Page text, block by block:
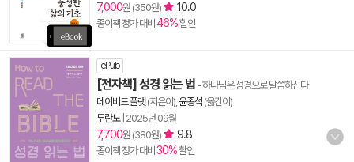
7,000원 (350원) 10.0
종이책 정가 대비 46%할인
ePub
[전자책] 성경 읽는 법 - 하나님은 성경으로 말씀하신다
데이비드 플랫(지은이), 윤종석 (옮긴이)
두란노| 2025년 09월
7,700원 (380원) 9.8
종이책 정가 대비 30%할인